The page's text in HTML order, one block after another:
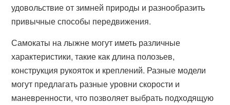
удовольствие от зимней природы и разнообразить
привычные способы передвижения.
Самокаты на лыжне могут иметь различные
характеристики, такие как длина полозьев,
конструкция рукояток и креплений. Разные модели
могут предлагать разные уровни скорости и
маневренности, что позволяет выбрать подходящую